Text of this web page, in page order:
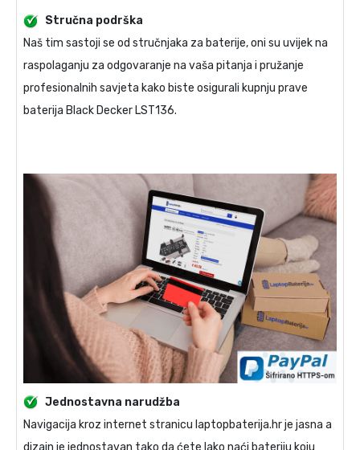
Stručna podrška
Naš tim sastoji se od stručnjaka za baterije, oni su uvijek na
raspolaganju za odgovaranje na vaša pitanja i pružanje
profesionalnih savjeta kako biste osigurali kupnju prave
baterija Black Decker LST136.
Jednostavna narudžba
Navigacija kroz internet stranicu laptopbaterija.hr je jasna a
dizajn je jednostavan tako da ćete lako naći bateriju koju